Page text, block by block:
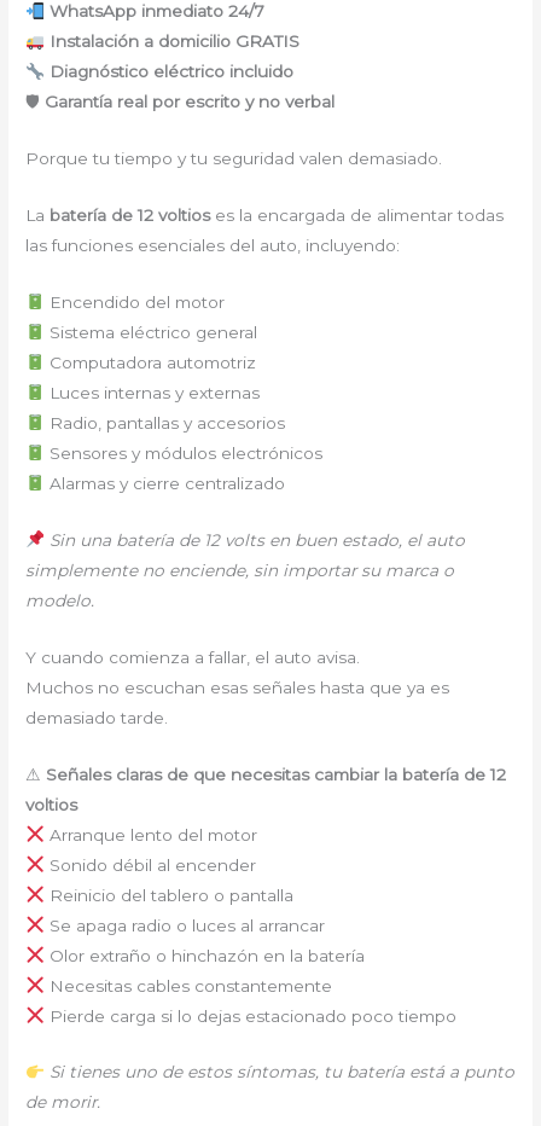
WhatsApp inmediato 24/7
Instalación a domicilio GRATIS
Diagnóstico eléctrico incluido
🛡 Garantía real por escrito y no verbal
Porque tu tiempo y tu seguridad valen demasiado.
La batería de 12 voltioses la encargada de alimentar todas
las funciones esenciales del auto, incluyendo:
Encendido del motor
Sistema eléctrico general
Computadora automotriz
Luces internas y externas
Radio, pantallas y accesorios
Sensores y módulos electrónicos
Alarmas y cierre centralizado
Sin una batería de 12 volts en buen estado, el auto
simplemente no enciende, sin importar su marca o
modelo.
Y cuando comienza a fallar, el auto avisa.
Muchos no escuchan esas señales hasta que ya es
demasiado tarde.
⚠ Señales claras de que necesitas cambiar la batería de 12
voltios
Arranque lento del motor
Sonido débil al encender
Reinicio del tablero o pantalla
Se apaga radio o luces al arrancar
Olor extraño o hinchazón en la batería
Necesitas cables constantemente
Pierde carga si lo dejas estacionado poco tiempo
Si tienes uno de estos síntomas, tu batería está a punto
de morir.